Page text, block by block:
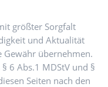
größter Sorgfalt
und Aktualität
übernehmen.
6 Abs.1 MDStV und §
Seiten nach den